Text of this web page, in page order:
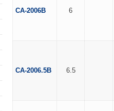
CA-2006B 6
CA-2006.5B 6.5